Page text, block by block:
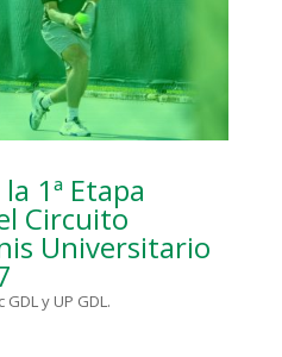
1ª Etapa
Circuito
Universitario
y UP GDL.